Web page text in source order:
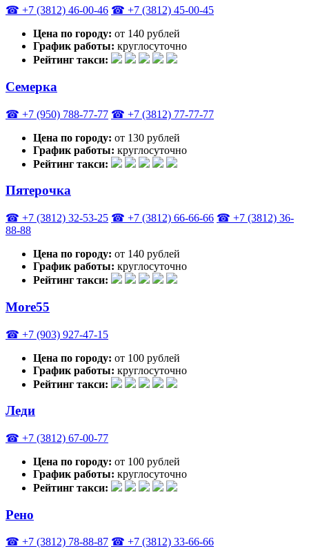
☎ +7 (3812) 46-00-46 ☎ +7 (3812) 45-00-45
Цена по городу: от 140 рублей
График работы: круглосуточно
Рейтинг такси:
Семерка
☎ +7 (950) 788-77-77 ☎ +7 (3812) 77-77-77
Цена по городу: от 130 рублей
График работы: круглосуточно
Рейтинг такси:
Пятерочка
☎ +7 (3812) 32-53-25 ☎ +7 (3812) 66-66-66 ☎ +7 (3812) 36-
88-88
Цена по городу: от 140 рублей
График работы: круглосуточно
Рейтинг такси:
More55
☎ +7 (903) 927-47-15
Цена по городу: от 100 рублей
График работы: круглосуточно
Рейтинг такси:
Леди
☎ +7 (3812) 67-00-77
Цена по городу: от 100 рублей
График работы: круглосуточно
Рейтинг такси:
Рено
☎ +7 (3812) 78-88-87 ☎ +7 (3812) 33-66-66